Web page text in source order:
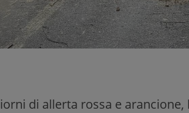
di allerta rossa e